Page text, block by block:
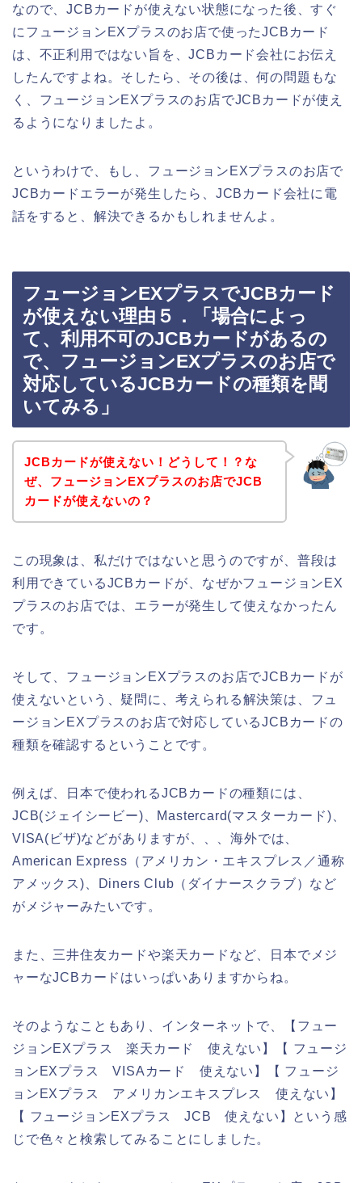
なので、JCBカードが使えない状態になった後、すぐ
にフュージョンEXプラスのお店で使ったJCBカード
は、不正利用ではない旨を、JCBカード会社にお伝え
したんですよね。そしたら、その後は、何の問題もな
く、フュージョンEXプラスのお店でJCBカードが使え
るようになりましたよ。
というわけで、もし、フュージョンEXプラスのお店で
JCBカードエラーが発生したら、JCBカード会社に電
話をすると、解決できるかもしれませんよ。
フュージョンEXプラスでJCBカード
が使えない理由５．「場合によっ
て、利用不可のJCBカードがあるの
で、フュージョンEXプラスのお店で
対応しているJCBカードの種類を聞
いてみる」
JCBカードが使えない！どうして！？な
ぜ、フュージョンEXプラスのお店でJCB
カードが使えないの？
この現象は、私だけではないと思うのですが、普段は
利用できているJCBカードが、なぜかフュージョンEX
プラスのお店では、エラーが発生して使えなかったん
です。
そして、フュージョンEXプラスのお店でJCBカードが
使えないという、疑問に、考えられる解決策は、フュ
ージョンEXプラスのお店で対応しているJCBカードの
種類を確認するということです。
例えば、日本で使われるJCBカードの種類には、
JCB(ジェイシービー)、Mastercard(マスターカード)、
VISA(ビザ)などがありますが、、、海外では、
American Express（アメリカン・エキスプレス／通称
アメックス)、Diners Club（ダイナースクラブ）など
がメジャーみたいです。
また、三井住友カードや楽天カードなど、日本でメジ
ャーなJCBカードはいっぱいありますからね。
そのようなこともあり、インターネットで、【フュー
ジョンEXプラス 楽天カード 使えない】【 フュージ
ョンEXプラス VISAカード 使えない】【 フュージ
ョンEXプラス アメリカンエキスプレス 使えない】
【 フュージョンEXプラス JCB 使えない】という感
じで色々と検索してみることにしました。